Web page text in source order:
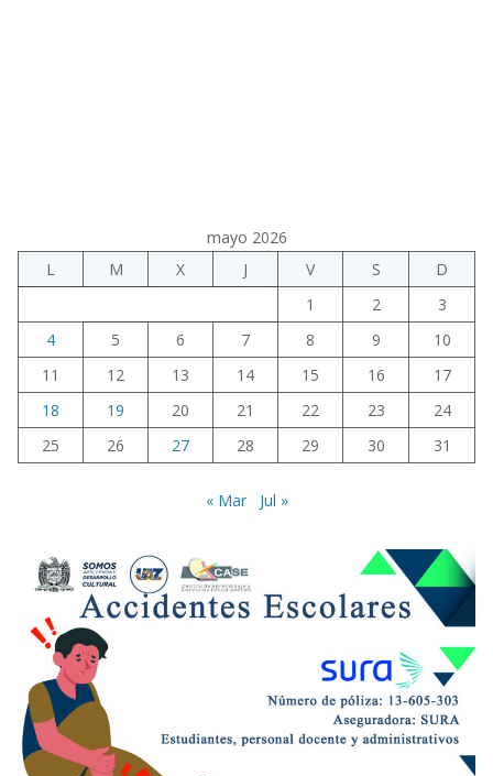
mayo 2026
L
M X J V S
D
1
2
3
4
5 6 7 8 9
10
11
12 13 14 15 16
17
18
19 20 21 22 23
24
25
26 27 28 29 30 31
« Mar Jul »